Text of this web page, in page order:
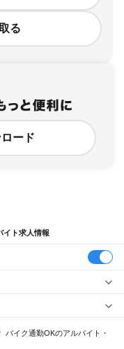
る
ード
イト求人情報
バイク通勤OKのアルバイト・